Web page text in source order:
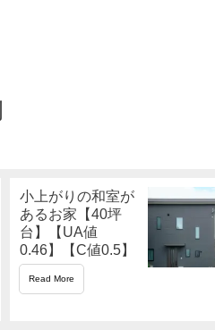
小上がりの和室が
あるお家【40坪
台】【UA値
0.46】【C値0.5】
Read More